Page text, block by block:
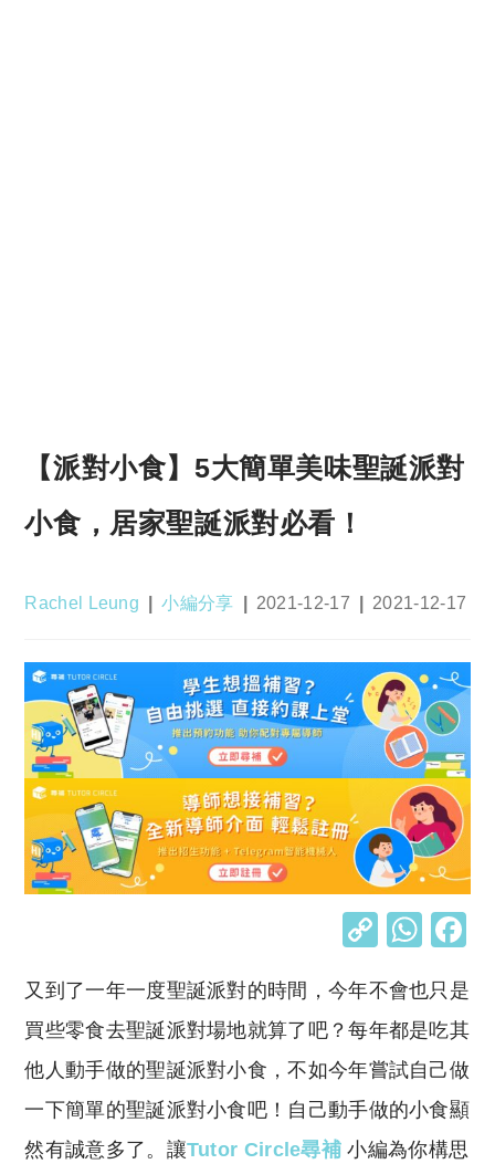
【派對小食】5大簡單美味聖誕派對
小食，居家聖誕派對必看！
Post
Rachel Leung
Post
小編分享
Post
2021-12-17
Post
2021-12-17
C
p
y
Li
n
k
W
at
s
A
p
p
又到了一年一度聖誕派對的時間，今年不會也只是
買些零食去聖誕派對場地就算了吧？每年都是吃其
他人動手做的聖誕派對小食，不如今年嘗試自己做
一下簡單的聖誕派對小食吧！自己動手做的小食顯
然有誠意多了。讓Tutor Circle尋補 小編為你構思